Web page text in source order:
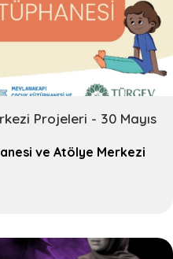
- 30 Mayıs
ve Atölye Merkezi